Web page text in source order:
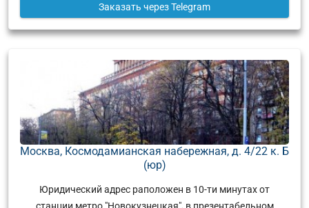
Заказать через Telegram
Москва, Космодамианская набережная, д. 4/22 к. Б
(юр)
Юридический адрес раположен в 10-ти минутах от
станции метро "Новокузнецкая", в презентабельном